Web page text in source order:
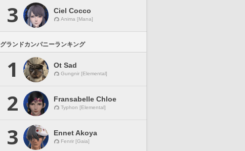
3 Ciel Cocco
Anima [Mana]
グランドカンパニーランキング
1 Ot Sad
Gungnir [Elemental]
2 Fransabelle Chloe
Typhon [Elemental]
3 Ennet Akoya
Fenrir [Gaia]